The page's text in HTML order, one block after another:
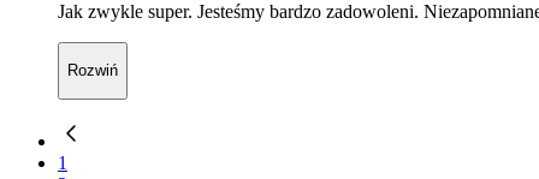
Jak zwykle super. Jesteśmy bardzo zadowoleni.
Rozwiń
1